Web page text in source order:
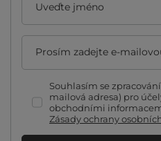
Uveďte jméno
Prosím zadejte e-
Souhlasím se
mailová adresa) pro
obchodními
Zásady ochrany